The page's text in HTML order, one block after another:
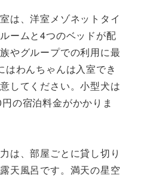
は、洋室メゾネットタイ
ームと4つのベッドが配
やグループでの利用に最
わんちゃんは入室でき
してください。小型犬は
の宿泊料金がかかりま
は、部屋ごとに貸し切り
天風呂です。満天の星空